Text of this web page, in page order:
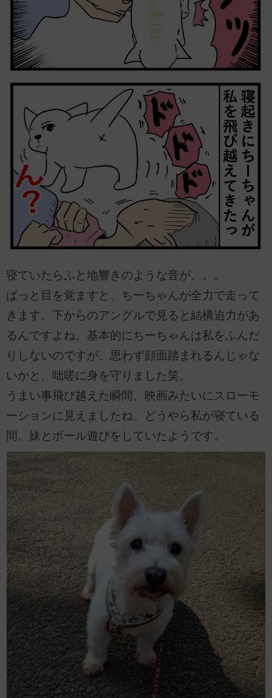
寝ていたらふと地響きのような音が。。。
ぱっと目を覚ますと、ちーちゃんが全力で走って
きます。下からのアングルで見ると結構迫力があ
るんですよね。基本的にちーちゃんは私をふんだ
りしないのですが、思わず顔面踏まれるんじゃな
いかと、咄嗟に身を守りました笑。
うまい事飛び越えた瞬間、映画みたいにスローモ
ーションに見えましたね。どうやら私が寝ている
間、妹とボール遊びをしていたようです。